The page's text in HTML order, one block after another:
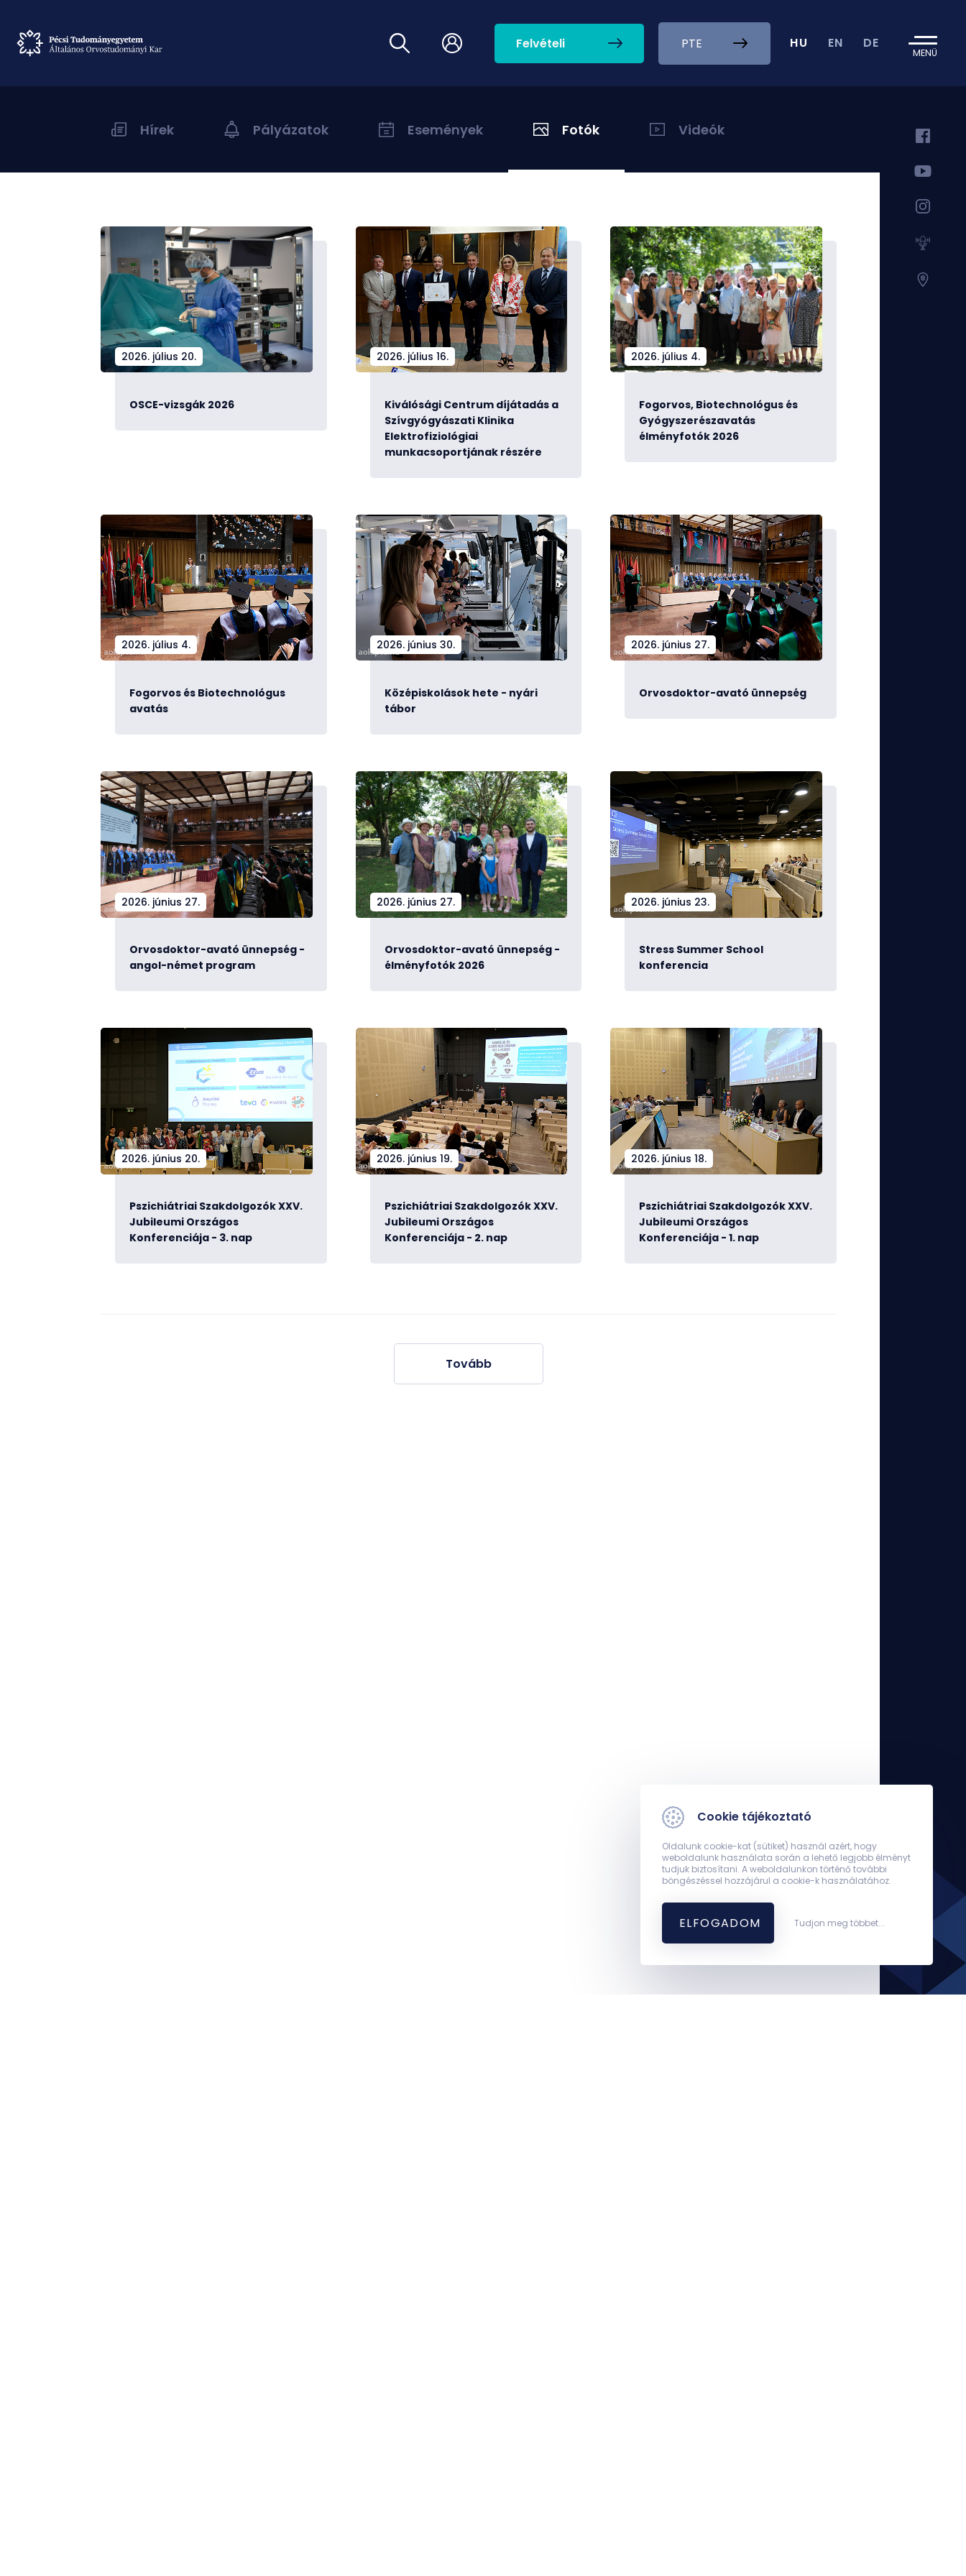
Felvételi PTE HU EN DE
MENÜ
Hírek Pályázatok Események Fotók Videók
2026. július 20.
OSCE-vizsgák 2026
2026. július 16.
Kiválósági Centrum díjátadás a
Szívgyógyászati Klinika
Elektrofiziológiai
munkacsoportjának részére
2026. július 4.
Fogorvos, Biotechnológus és
Gyógyszerészavatás
élményfotók 2026
2026. július 4.
Fogorvos és Biotechnológus
avatás
2026. június 30.
Középiskolások hete - nyári
tábor
2026. június 27.
Orvosdoktor-avató ünnepség
2026. június 27.
Orvosdoktor-avató ünnepség -
angol-német program
2026. június 27.
Orvosdoktor-avató ünnepség -
élményfotók 2026
2026. június 23.
Stress Summer School
konferencia
2026. június 20.
Pszichiátriai Szakdolgozók XXV.
Jubileumi Országos
Konferenciája - 3. nap
2026. június 19.
Pszichiátriai Szakdolgozók XXV.
Jubileumi Országos
Konferenciája - 2. nap
2026. június 18.
Pszichiátriai Szakdolgozók XXV.
Jubileumi Országos
Konferenciája - 1. nap
Tovább
Cookie tájékoztató
Oldalunk cookie-kat (sütiket) használ azért, hogy
weboldalunk használata során a lehető legjobb élményt
tudjuk biztosítani. A weboldalunkon történő további
böngészéssel hozzájárul a cookie-k használatához.
ELFOGADOM Tudjon meg többet...